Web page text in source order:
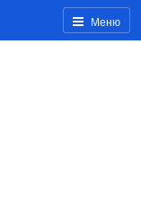
Меню